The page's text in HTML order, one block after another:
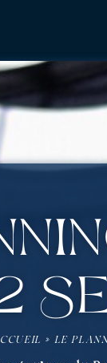
» LE